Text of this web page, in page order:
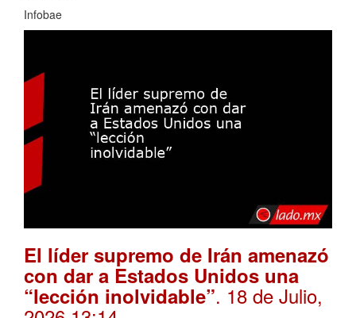
Infobae
El líder supremo de Irán amenazó
con dar a Estados Unidos una
“lección inolvidable”. 18 de Julio,